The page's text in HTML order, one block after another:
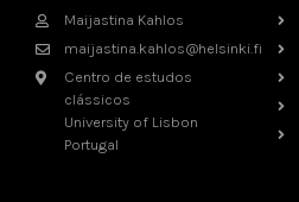
Maijastina Kahlos
maijastina.kahlos@helsinki.fi
Centro de estudos
clássicos
University of Lisbon
Portugal